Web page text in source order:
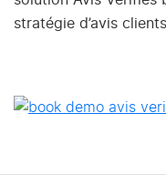
stratégie d’avis